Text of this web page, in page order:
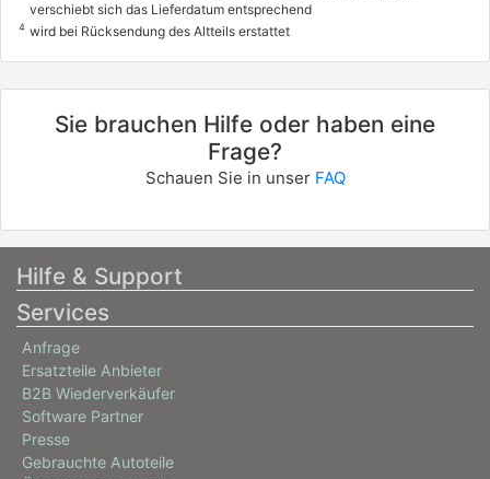
verschiebt sich das Lieferdatum entsprechend
4 wird bei Rücksendung des Altteils erstattet
Sie brauchen Hilfe oder haben eine
Frage?
Schauen Sie in unser FAQ
Hilfe & Support
Services
Anfrage
Ersatzteile Anbieter
B2B Wiederverkäufer
Software Partner
Presse
Gebrauchte Autoteile